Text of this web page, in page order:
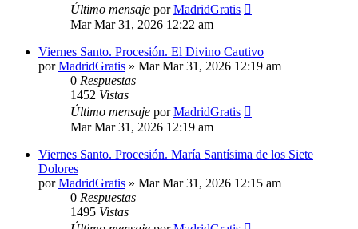
Último mensaje porMadridGratis
Mar Mar 31, 2026 12:22 am
Viernes Santo. Procesión. El Divino Cautivo
porMadridGratis » Mar Mar 31, 2026 12:19 am
0 Respuestas
1452 Vistas
Último mensaje porMadridGratis
Mar Mar 31, 2026 12:19 am
Viernes Santo. Procesión. María Santísima de los Siete
Dolores
porMadridGratis » Mar Mar 31, 2026 12:15 am
0 Respuestas
1495 Vistas